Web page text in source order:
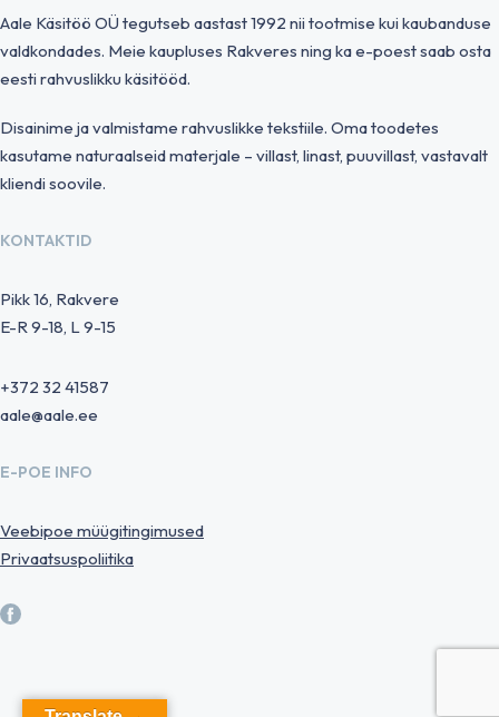
Aale Käsitöö OÜ tegutseb aastast 1992 nii tootmise kui kaubanduse
valdkondades. Meie kaupluses Rakveres ning ka e-poest saab osta
eesti rahvuslikku käsitööd.
Disainime ja valmistame rahvuslikke tekstiile. Oma toodetes
kasutame naturaalseid materjale – villast, linast, puuvillast, vastavalt
kliendi soovile.
KONTAKTID
Pikk 16, Rakvere
E-R 9-18, L 9-15
+372 32 41587
aale@aale.ee
E-POE INFO
Veebipoe müügitingimused
Privaatsuspoliitika